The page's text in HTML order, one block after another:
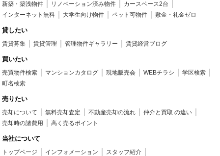
新築・築浅物件 リノベーション済み物件
カースペース2台
インターネット無料
大学生向け物件 ペット可物件 敷金・礼金ゼロ
貸したい
賃貸募集 賃貸管理 管理物件ギャラリー 賃貸経営ブログ
買いたい
売買物件検索 マンションカタログ 現地販売会 WEBチラシ
学区検索
町名検索
売りたい
売却について 無料売却査定 不動産売却の流れ
仲介と買取 の違い
売却時の諸費用
高く売るポイント
当社について
トップページ インフォメーション
スタッフ紹介